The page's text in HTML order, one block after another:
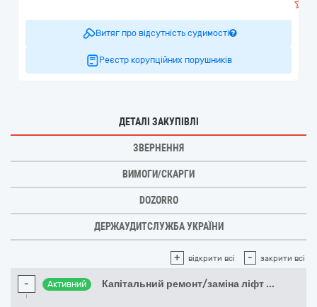
Витяг про відсутність судимості
Реєстр корупційних порушників
ДЕТАЛІ ЗАКУПІВЛІ
ЗВЕРНЕННЯ
ВИМОГИ/СКАРГИ
DOZORRO
ДЕРЖАУДИТСЛУЖБА УКРАЇНИ
+ відкрити всі - закрити всі
- Активний Капітальний ремонт/заміна ліфт ...